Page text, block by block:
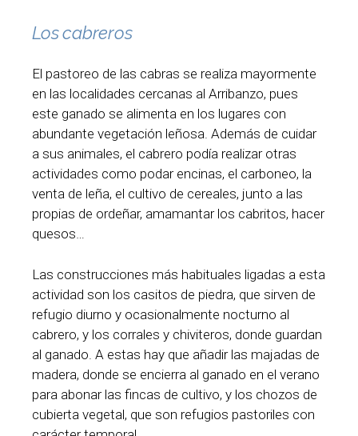
Los cabreros
El pastoreo de las cabras se realiza mayormente
en las localidades cercanas al Arribanzo, pues
este ganado se alimenta en los lugares con
abundante vegetación leñosa. Además de cuidar
a sus animales, el cabrero podía realizar otras
actividades como podar encinas, el carboneo, la
venta de leña, el cultivo de cereales, junto a las
propias de ordeñar, amamantar los cabritos, hacer
quesos…
Las construcciones más habituales ligadas a esta
actividad son los casitos de piedra, que sirven de
refugio diurno y ocasionalmente nocturno al
cabrero, y los corrales y chiviteros, donde guardan
al ganado. A estas hay que añadir las majadas de
madera, donde se encierra al ganado en el verano
para abonar las fincas de cultivo, y los chozos de
cubierta vegetal, que son refugios pastoriles con